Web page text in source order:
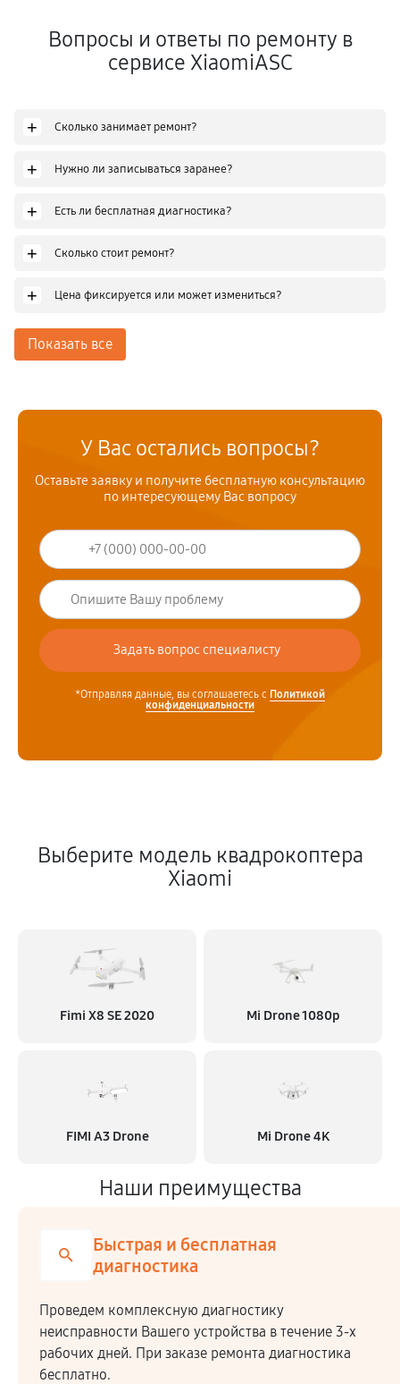
Вопросы и ответы по ремонту в
сервисе XiaomiASC
+ Сколько занимает ремонт?
+ Нужно ли записываться заранее?
+ Есть ли бесплатная диагностика?
+ Сколько стоит ремонт?
+ Цена фиксируется или может измениться?
Показать все
У Вас остались вопросы?
Оставьте заявку и получите бесплатную консультацию
по интересующему Вас вопросу
*Отправляя данные, вы соглашаетесь с Политикой
конфиденциальности
Выберите модель квадрокоптера
Xiaomi
Fimi X8 SE 2020 Mi Drone 1080p
FIMI A3 Drone Mi Drone 4K
Наши преимущества
Быстрая и бесплатная
диагностика
Проведем комплексную диагностику
неисправности Вашего устройства в течение 3-х
рабочих дней. При заказе ремонта диагностика
бесплатно.